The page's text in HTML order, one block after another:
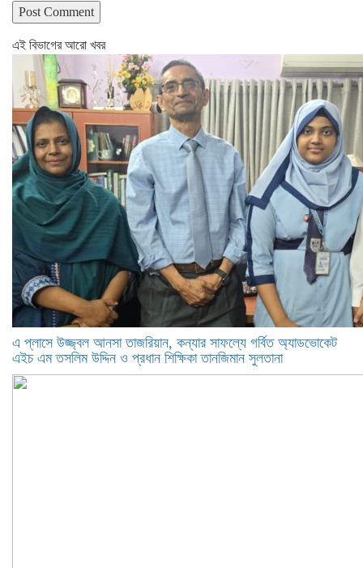
এই বিভাগের আরো খবর
এ প্লাসে উজ্জ্বল আনসা তাজরিয়ান, কন্যার সাফল্যে গর্বিত অ্যাডভোকেট
এইচ এম তসলিম উদ্দিন ও প্রধান শিক্ষিকা তানজিমান সুলতানা